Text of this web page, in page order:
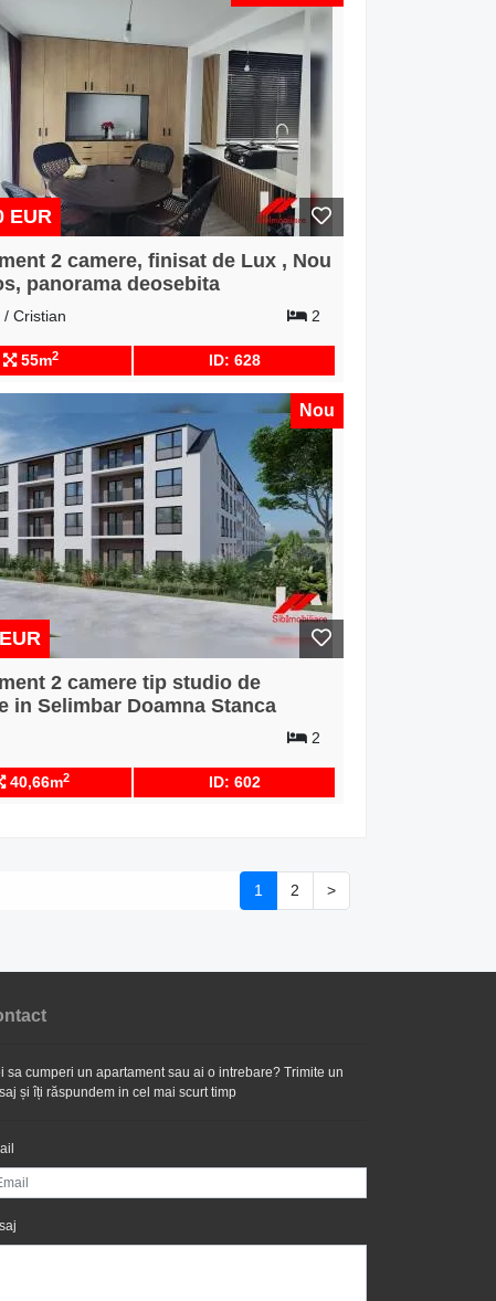
EUR
2 camere, finisat de Lux , Nou
panorama deosebita
/ Cristian 2
55m2 ID: 628
Nou
2 camere tip studio de
in Selimbar Doamna Stanca
2
40,66m2 ID: 602
1 2 >
sa cumperi un apartament sau ai o intrebare? Trimite un
și îți răspundem in cel mai scurt timp